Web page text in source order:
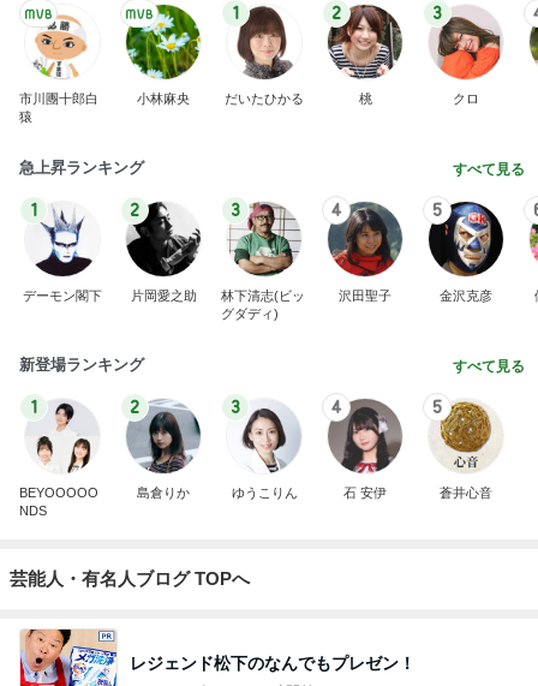
市川團十郎白
猿
小林麻央
1
だいたひかる
2
桃
3
クロ
急上昇ランキング すべて見る
1
デーモン閣下
2
片岡愛之助
3
林下清志(ビッ
グダディ)
4
沢田聖子
5
金沢克彦
新登場ランキング すべて見る
1
BEYOOOOO
NDS
2
島倉りか
3
ゆうこりん
4
石 安伊
5
蒼井心音
芸能人・有名人ブログ TOPへ
レジェンド松下のなんでもプレゼン！